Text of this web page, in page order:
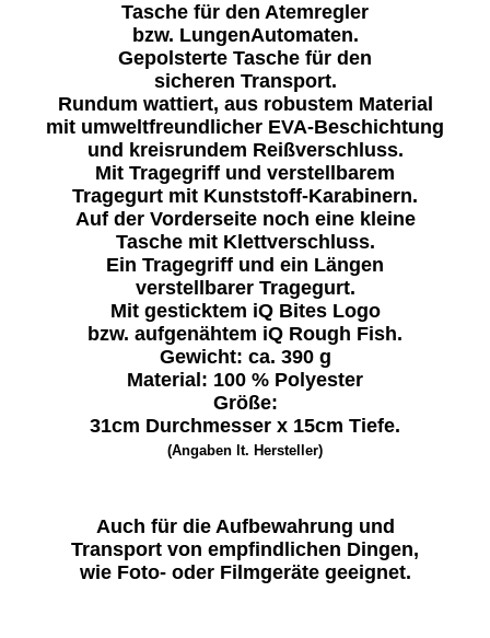
Tasche für den Atemregler
bzw. LungenAutomaten.
Gepolsterte Tasche für den
sicheren Transport.
Rundum wattiert, aus robustem Material
mit umweltfreundlicher EVA-Beschichtung
und kreisrundem Reißverschluss.
Mit Tragegriff und verstellbarem
Tragegurt mit Kunststoff-Karabinern.
Auf der Vorderseite noch eine kleine
Tasche mit Klettverschluss.
Ein Tragegriff und ein Längen
verstellbarer Tragegurt.
Mit gesticktem iQ Bites Logo
bzw. aufgenähtem iQ Rough Fish.
Gewicht: ca. 390 g
Material: 100 % Polyester
Größe:
31cm Durchmesser x 15cm Tiefe.
(Angaben lt. Hersteller)
Auch für die Aufbewahrung und
Transport von empfindlichen Dingen,
wie Foto- oder Filmgeräte geeignet.